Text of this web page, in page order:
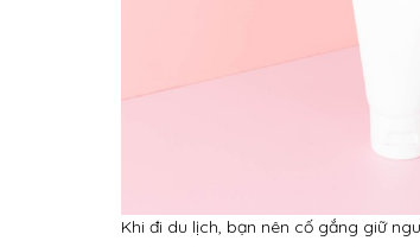
Khi đi du lịch, bạn nên cố gắng giữ